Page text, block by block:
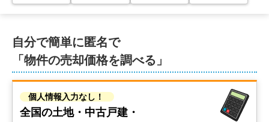
自分で簡単に匿名で
「物件の売却価格を調べる」
個人情報入力なし！
全国の土地・中古戸建・